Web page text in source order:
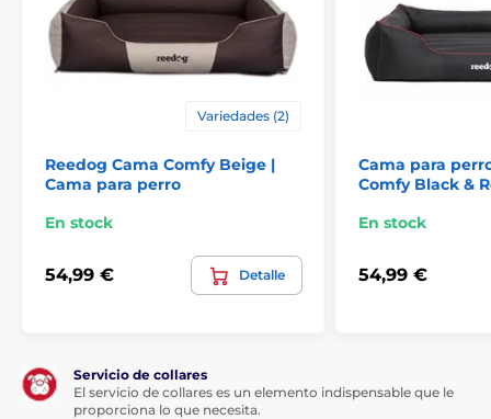
carácter ilustrativo.
El producto aparece en las categorías
Camas y casetas para perros
Para los perros pequeños
Variedades (2)
Reedog Cama Comfy Beige |
Cama para perro
En stock
54,99 € Detalle
Cama para
Comfy Black &
En stock
54,99 €
Servicio de collares
El servicio de collares es un elemento indispensable que le
proporciona lo que necesita.